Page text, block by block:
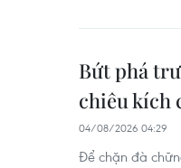
Bứt phá
chiêu kích
04/08/2026 04:29
Để chặn đà